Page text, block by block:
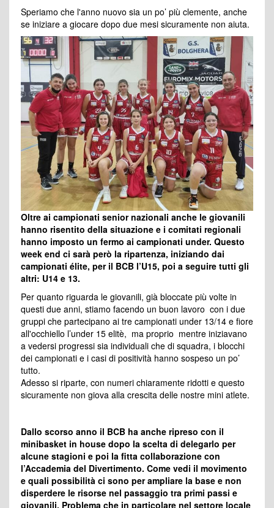
Speriamo che l'anno nuovo sia un po’ più clemente, anche
se iniziare a giocare dopo due mesi sicuramente non aiuta.
Oltre ai campionati senior nazionali anche le giovanili
hanno risentito della situazione e i comitati regionali
hanno imposto un fermo ai campionati under. Questo
week end ci sarà però la ripartenza, iniziando dai
campionati élite, per il BCB l’U15, poi a seguire tutti gli
altri: U14 e 13.
Per quanto riguarda le giovanili, già bloccate più volte in
questi due anni, stiamo facendo un buon lavoro con i due
gruppi che partecipano ai tre campionati under 13/14 e fiore
all'occhiello l’under 15 elitè, ma proprio mentre iniziavano
a vedersi progressi sia individuali che di squadra, i blocchi
dei campionati e i casi di positività hanno sospeso un po’
tutto.
Adesso si riparte, con numeri chiaramente ridotti e questo
sicuramente non giova alla crescita delle nostre mini atlete.
Dallo scorso anno il BCB ha anche ripreso con il
minibasket in house dopo la scelta di delegarlo per
alcune stagioni e poi la fitta collaborazione con
l’Accademia del Divertimento. Come vedi il movimento
e quali possibilità ci sono per ampliare la base e non
disperdere le risorse nel passaggio tra primi passi e
giovanili. Problema che in particolare nel settore locale